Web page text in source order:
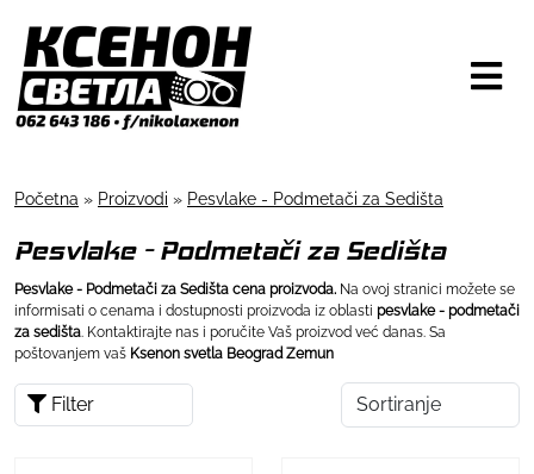
Početna » Proizvodi » Pesvlake - Podmetači za Sedišta
Pesvlake - Podmetači za Sedišta
Pesvlake - Podmetači za Sedišta cena proizvoda. Na ovoj stranici možete se
informisati o cenama i dostupnosti proizvoda iz oblasti pesvlake - podmetači
za sedišta . Kontaktirajte nas i poručite Vaš proizvod već danas. Sa
poštovanjem vaš Ksenon svetla Beograd Zemun
Filter